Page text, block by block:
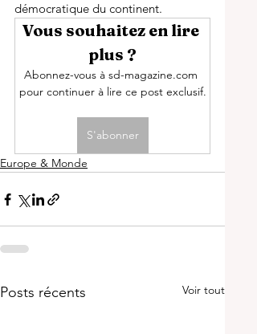
démocratique du continent.
Vous souhaitez en lire
plus ?
Abonnez-vous à sd-magazine.com
pour continuer à lire ce post exclusif.
S'abonner
Europe & Monde
Posts récents Voir tout